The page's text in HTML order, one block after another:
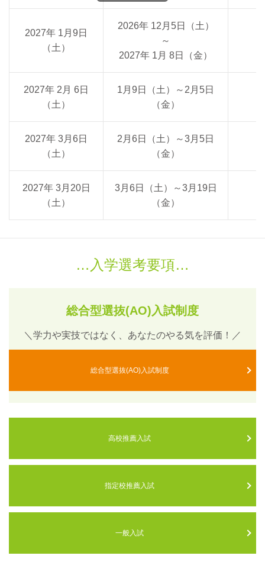
2027年 1月9日
（土）
2026年 12月5日（土）
～
2027年 1月 8日（金）
2027年 2月 6日
（土）
1月9日（土）～2月5日
（金）
2027年 3月6日
（土）
2月6日（土）～3月5日
（金）
2027年 3月20日
（土）
3月6日（土）～3月19日
（金）
入学選考要項
総合型選抜(AO)入試制度
＼学力や実技ではなく、あなたのやる気を評価！／
総合型選抜(AO)入試制度
高校推薦入試
指定校推薦入試
一般入試